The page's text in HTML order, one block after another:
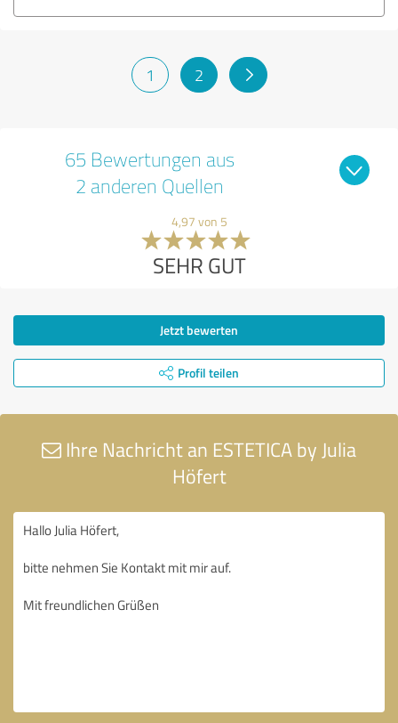
1 2
65 Bewertungen aus
2 anderen Quellen
4,97 von 5
SEHR GUT
Jetzt bewerten
Profil teilen
Ihre Nachricht an ESTETICA by Julia
Höfert